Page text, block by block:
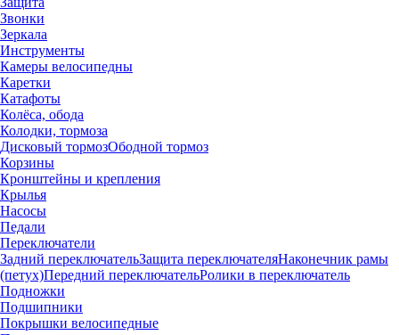
Звонки
Зеркала
Инструменты
Камеры велосипедны
Каретки
Катафоты
Колёса, обода
Колодки, тормоза
Дисковый тормозОбодной тормоз
Корзины
Кронштейны и крепления
Крылья
Насосы
Педали
Переключатели
Задний переключательЗащита переключателяНаконечник рамы
(петух)Передний переключательРолики в переключатель
Подножки
Подшипники
Покрышки велосипедные